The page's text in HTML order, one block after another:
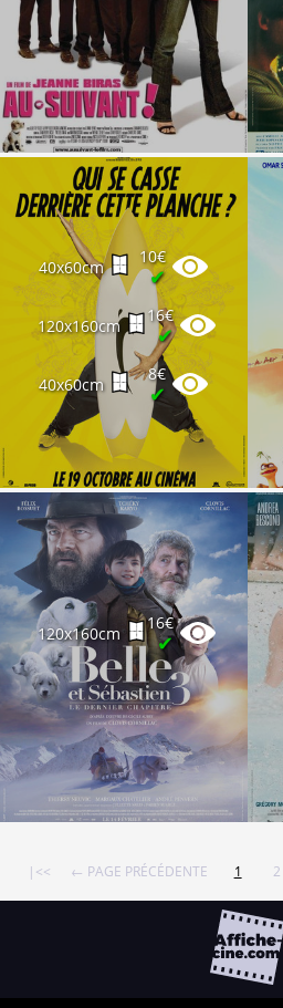
40x60cm
10€
✔
120x160cm
16€
✔
40x60cm
8€
✔
120x160cm
16€
✔
|<< ← PAGE PRÉCÉDENTE 1 2